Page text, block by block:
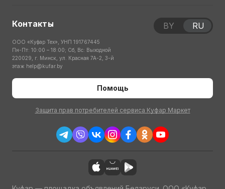
Контакты
ООО «Куфар Тех», УНП 191767445
Пн-Пт: 10:00 – 18:00; Сб, Вс: Выходной
220029, г. Минск, ул. Красная 7А-2, 3-й
этаж help@kufar.by
Помощь
Защита прав потребителей сервиса Куфар Маркет
BY RU